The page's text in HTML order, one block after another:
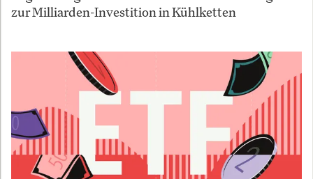
zur Milliarden-Investition in Kühlketten